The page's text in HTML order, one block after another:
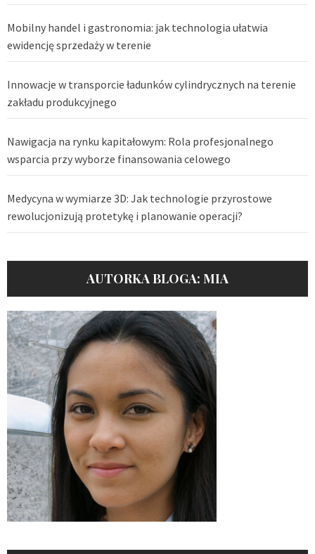
Mobilny handel i gastronomia: jak technologia ułatwia
ewidencję sprzedaży w terenie
Innowacje w transporcie ładunków cylindrycznych na terenie
zakładu produkcyjnego
Nawigacja na rynku kapitałowym: Rola profesjonalnego
wsparcia przy wyborze finansowania celowego
Medycyna w wymiarze 3D: Jak technologie przyrostowe
rewolucjonizują protetykę i planowanie operacji?
AUTORKA BLOGA: MIA